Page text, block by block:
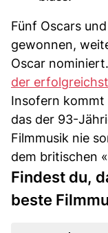
Fünf Oscars
gewonnen,
Oscar
der
Insofern kommt
das der 93-
Filmmusik nie
dem britischen
Findest du,
beste